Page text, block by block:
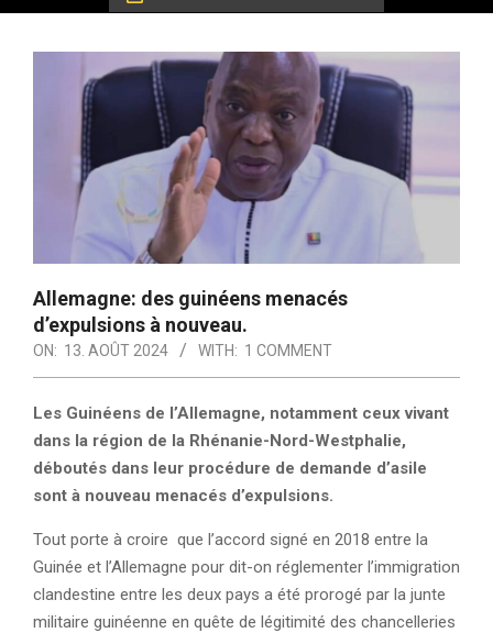
Allemagne: des guinéens menacés
d’expulsions à nouveau.
ON: 13. AOÛT 2024 WITH: 1 COMMENT
Les Guinéens de l’Allemagne, notamment ceux vivant
dans la région de la Rhénanie-Nord-Westphalie,
déboutés dans leur procédure de demande d’asile
sont à nouveau menacés d’expulsions.
Tout porte à croire que l’accord signé en 2018 entre la
Guinée et l’Allemagne pour dit-on réglementer l’immigration
clandestine entre les deux pays a été prorogé par la junte
militaire guinéenne en quête de légitimité des chancelleries